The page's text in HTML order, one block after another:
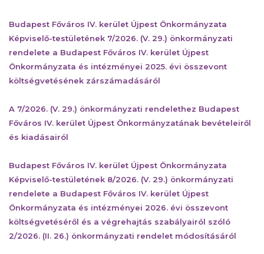
Budapest Főváros IV. kerület Újpest Önkormányzata
Képviselő-testületének 7/2026. (V. 29.) önkormányzati
rendelete a Budapest Főváros IV. kerület Újpest
Önkormányzata és intézményei 2025. évi összevont
költségvetésének zárszámadásáról
A 7/2026. (V. 29.) önkormányzati rendelethez Budapest
Főváros IV. kerület Újpest Önkormányzatának bevételeiről
és kiadásairól
Budapest Főváros IV. kerület Újpest Önkormányzata
Képviselő-testületének 8/2026. (V. 29.) önkormányzati
rendelete a Budapest Főváros IV. kerület Újpest
Önkormányzata és intézményei 2026. évi összevont
költségvetéséről és a végrehajtás szabályairól szóló
2/2026. (II. 26.) önkormányzati rendelet módosításáról